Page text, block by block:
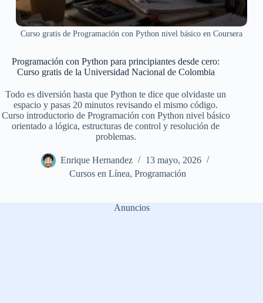
Curso gratis de Programación con Python nivel básico en Coursera
Programación con Python para principiantes desde cero:
Curso gratis de la Universidad Nacional de Colombia
Todo es diversión hasta que Python te dice que olvidaste un
espacio y pasas 20 minutos revisando el mismo código.
Curso introductorio de Programación con Python nivel básico
orientado a lógica, estructuras de control y resolución de
problemas.
Enrique Hernandez
13 mayo, 2026
Cursos en Línea, Programación
Anuncios